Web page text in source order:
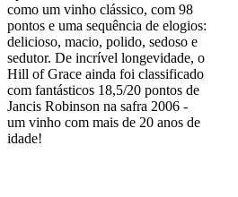
como um vinho clássico, com 98
pontos e uma sequência de elogios:
delicioso, macio, polido, sedoso e
sedutor. De incrível longevidade, o
Hill of Grace ainda foi classificado
com fantásticos 18,5/20 pontos de
Jancis Robinson na safra 2006 -
um vinho com mais de 20 anos de
idade!